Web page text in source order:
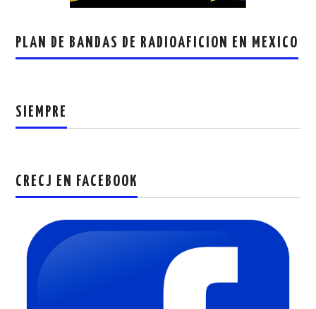
PLAN DE BANDAS DE RADIOAFICION EN MEXICO
SIEMPRE
CRECJ EN FACEBOOK